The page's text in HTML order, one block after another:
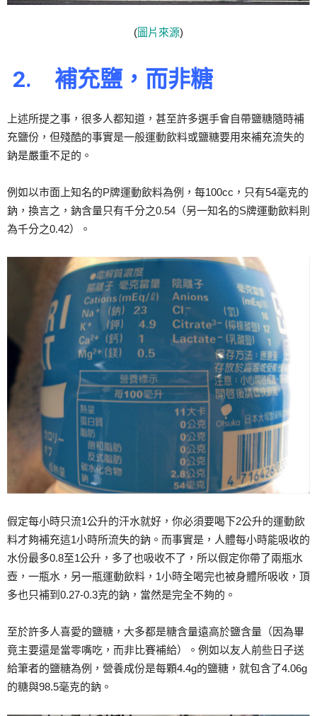
(圖片來源)
2. 補充鹽，而非糖
上述所提之事，很多人都知道，甚至許多選手會自帶鹽糖隨時補
充鹽份，但殘酷的事實是一般運動飲料或鹽糖要用來補充流失的
鈉是嚴重不足的。
例如以市面上知名的P牌運動飲料為例，每100cc，只有54毫克的
鈉，換言之，鈉含量只有千分之0.54（另一知名的S牌運動飲料則
為千分之0.42）。
假定每小時只流1公升的汗水就好，你必須要喝下2公升的運動飲
料才夠補充這1小時所流失的鈉。而事實是，人體每小時能吸收的
水份最多0.8至1公升，多了也吸收不了，所以假定你帶了兩瓶水
壺，一瓶水，另一瓶運動飲料，1小時全喝完也被身體所吸收，頂
多也只補到0.27-0.3克的鈉，當然是完全不夠的。
至於許多人喜愛的鹽糖，大多都是糖含量遠高於鹽含量（因為畢
竟主要還是當零嘴吃，而非比賽補給）。例如以友人前些日子送
給筆者的鹽糖為例，營養成份是每顆4.4g的鹽糖，就包含了4.06g
的糖與98.5毫克的鈉。